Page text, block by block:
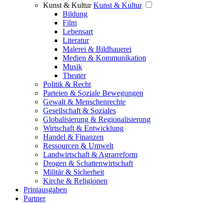
Kunst & Kultur Kunst & Kultur
Bildung
Film
Lebensart
Literatur
Malerei & Bildhauerei
Medien & Kommunikation
Musik
Theater
Politik & Recht
Parteien & Soziale Bewegungen
Gewalt & Menschenrechte
Gesellschaft & Soziales
Globalisierung & Regionalisierung
Wirtschaft & Entwicklung
Handel & Finanzen
Ressourcen & Umwelt
Landwirtschaft & Agrarreform
Drogen & Schattenwirtschaft
Militär & Sicherheit
Kirche & Religionen
Printausgaben
Partner